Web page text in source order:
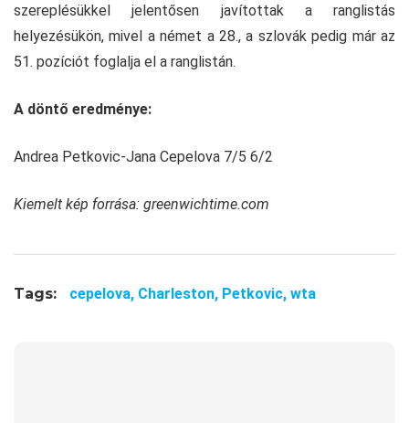
szereplésükkel jelentősen javítottak a ranglistás
helyezésükön, mivel a német a 28., a szlovák pedig már az
51. pozíciót foglalja el a ranglistán.
A döntő eredménye:
Andrea Petkovic-Jana Cepelova 7/5 6/2
Kiemelt kép forrása: greenwichtime.com
Tags: cepelova, Charleston, Petkovic, wta